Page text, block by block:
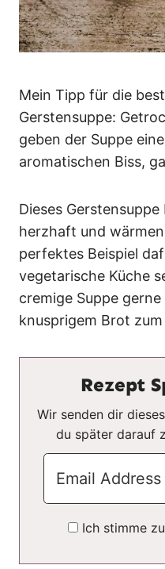
Mein Tipp für die
Gerstensuppe:
geben der Suppe
aromatischen Biss,
Dieses
herzhaft und
perfektes Beispiel
vegetarische Küche
cremige Suppe
knusprigem Brot
Rezept
Wir senden dir
du später darauf
Ich stimme